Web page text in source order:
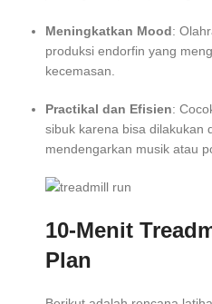
Meningkatkan Mood:
produksi endorfin yang
kecemasan.
Practikal dan Efisien:
sibuk karena bisa dilakukan
mendengarkan musik atau
10-Menit
Plan